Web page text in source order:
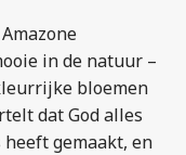
in de natuur –
bloemen
dat God alles
gemaakt, en